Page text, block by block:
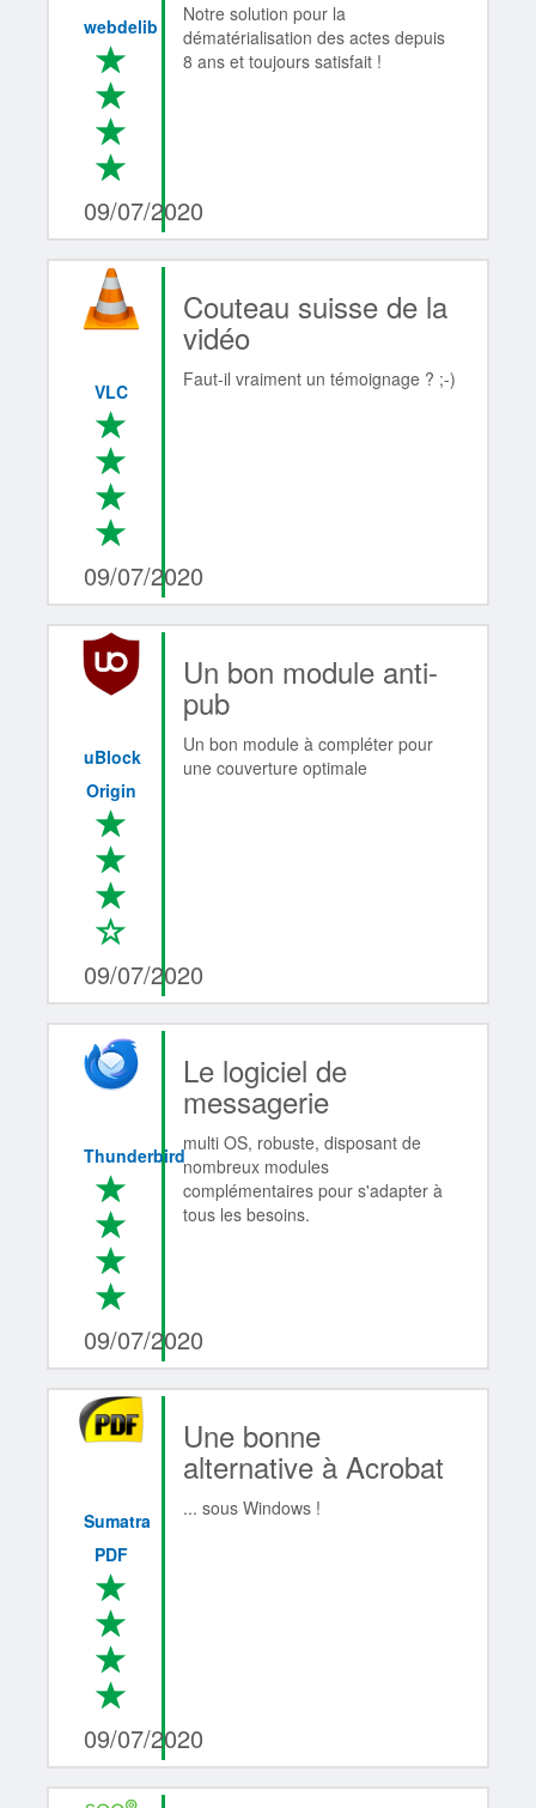
webdelib
*
*
*
*
4/4
09/07/2020
Notre solution pour la
dématérialisation des actes depuis
8 ans et toujours satisfait !
VLC
*
*
*
*
4/4
09/07/2020
Couteau suisse de la
vidéo
Faut-il vraiment un témoignage ? ;-)
uBlock
Origin
*
*
*
*
3/4
09/07/2020
Un bon module anti-
pub
Un bon module à compléter pour
une couverture optimale
Thunderbird
*
*
*
*
4/4
09/07/2020
Le logiciel de
messagerie
multi OS, robuste, disposant de
nombreux modules
complémentaires pour s'adapter à
tous les besoins.
Sumatra
PDF
*
*
*
*
4/4
09/07/2020
Une bonne
alternative à Acrobat
... sous Windows !